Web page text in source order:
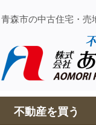
青森市の中古住宅・売
不動産を買う